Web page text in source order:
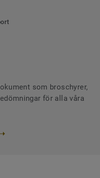
som broschyrer,
för alla våra